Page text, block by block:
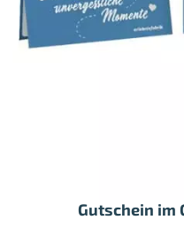
Gutschein im